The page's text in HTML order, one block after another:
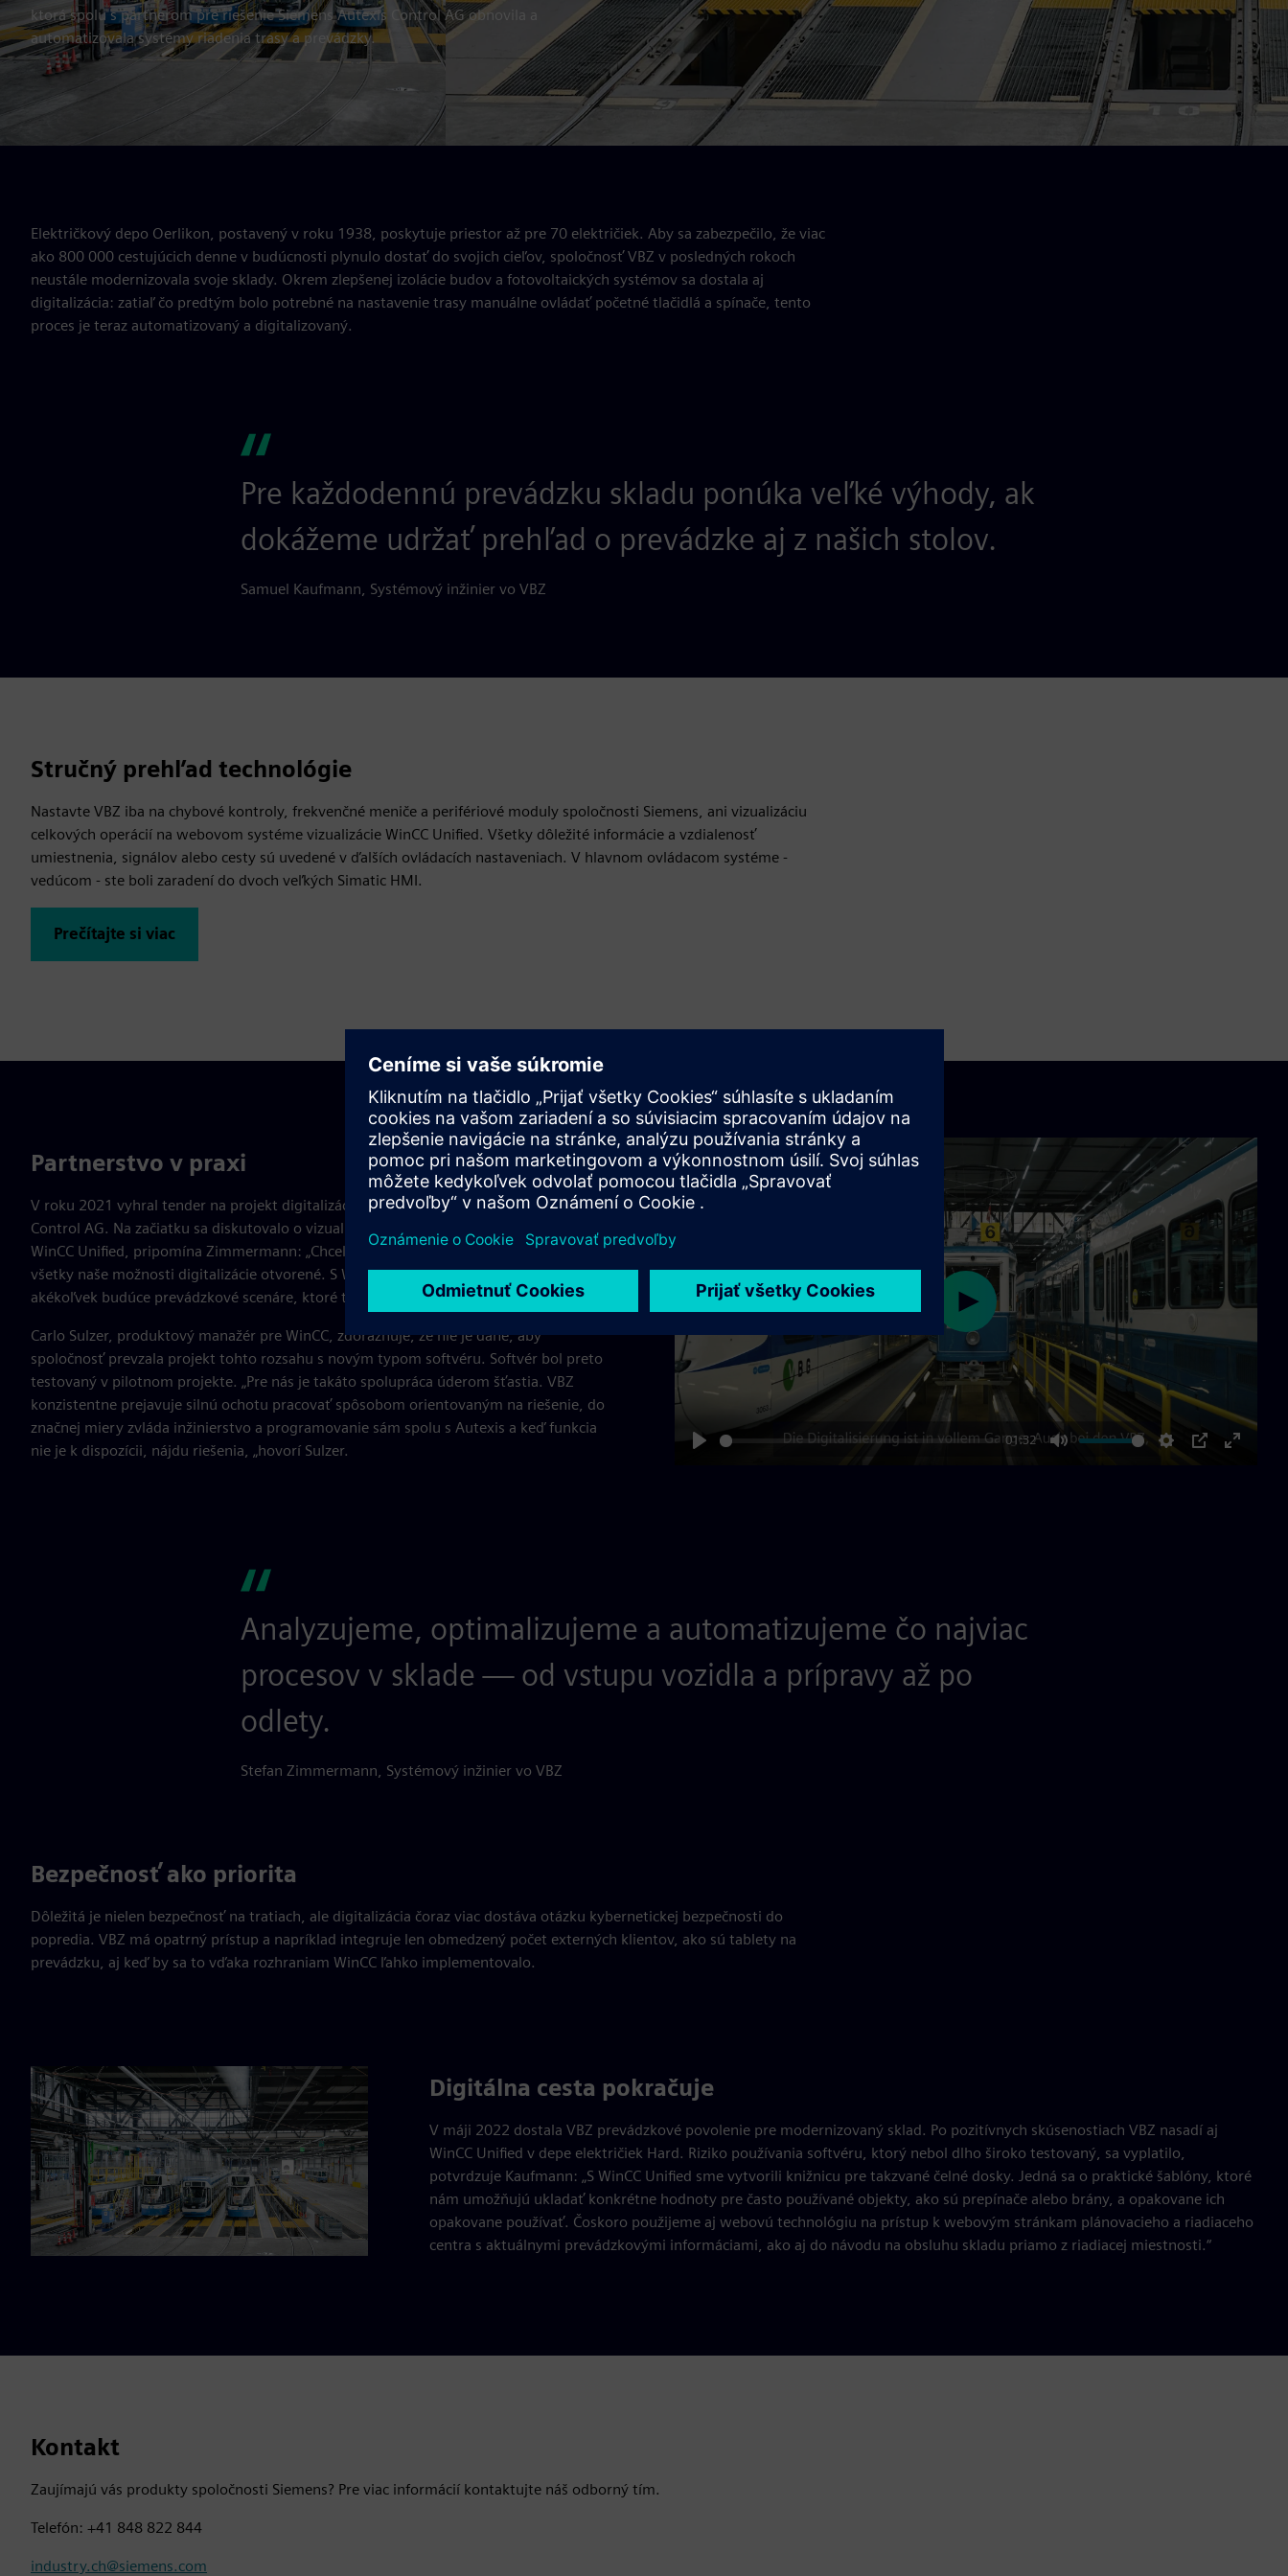
ktorá spolu s partnerom pre riešenie Siemens Autexis Control AG obnovila a
automatizovala systémy riadenia trasy a prevádzky.
Električkový depo Oerlikon, postavený v roku 1938, poskytuje priestor až pre 70 električiek. Aby sa zabezpečilo, že viac
ako 800 000 cestujúcich denne v budúcnosti plynulo dostať do svojich cieľov, spoločnosť VBZ v posledných rokoch
neustále modernizovala svoje sklady. Okrem zlepšenej izolácie budov a fotovoltaických systémov sa dostala aj
digitalizácia: zatiaľ čo predtým bolo potrebné na nastavenie trasy manuálne ovládať početné tlačidlá a spínače, tento
proces je teraz automatizovaný a digitalizovaný.
Pre každodennú prevádzku skladu ponúka veľké výhody, ak
dokážeme udržať prehľad o prevádzke aj z našich stolov.
Samuel Kaufmann, Systémový inžinier vo VBZ
Stručný prehľad technológie
Nastavte VBZ iba na chybové kontroly, frekvenčné meniče a perifériové moduly spoločnosti Siemens, ani vizualizáciu
celkových operácií na webovom systéme vizualizácie WinCC Unified. Všetky dôležité informácie a vzdialenosť
umiestnenia, signálov alebo cesty sú uvedené v ďalších ovládacích nastaveniach. V hlavnom ovládacom systéme -
vedúcom - ste boli zaradení do dvoch veľkých Simatic HMI.
Prečítajte si viac
Partnerstvo v praxi
V roku 2021 vyhral tender na projekt digitalizácie sieťový partner Siemens Autexis
Control AG. Na začiatku sa diskutovalo o vizualizácii skladu v riadiacej miestnosti s
WinCC Unified, pripomína Zimmermann: „Chceli sme otvorený systém, ktorý by udržal
všetky naše možnosti digitalizácie otvorené. S WinCC Unified sme pripravení na
akékoľvek budúce prevádzkové scenáre, ktoré teraz neustále vyvíjame.“
Carlo Sulzer, produktový manažér pre WinCC, zdôrazňuje, že nie je dané, aby
spoločnosť prevzala projekt tohto rozsahu s novým typom softvéru. Softvér bol preto
testovaný v pilotnom projekte. „Pre nás je takáto spolupráca úderom šťastia. VBZ
konzistentne prejavuje silnú ochotu pracovať spôsobom orientovaným na riešenie, do
značnej miery zvláda inžinierstvo a programovanie sám spolu s Autexis a keď funkcia
nie je k dispozícii, nájdu riešenia, „hovorí Sulzer.
01:32
Play
Analyzujeme, optimalizujeme a automatizujeme čo najviac
procesov v sklade — od vstupu vozidla a prípravy až po
odlety.
Stefan Zimmermann, Systémový inžinier vo VBZ
Bezpečnosť ako priorita
Dôležitá je nielen bezpečnosť na tratiach, ale digitalizácia čoraz viac dostáva otázku kybernetickej bezpečnosti do
popredia. VBZ má opatrný prístup a napríklad integruje len obmedzený počet externých klientov, ako sú tablety na
prevádzku, aj keď by sa to vďaka rozhraniam WinCC ľahko implementovalo.
Digitálna cesta pokračuje
V máji 2022 dostala VBZ prevádzkové povolenie pre modernizovaný sklad. Po pozitívnych skúsenostiach VBZ nasadí aj
WinCC Unified v depe električiek Hard. Riziko používania softvéru, ktorý nebol dlho široko testovaný, sa vyplatilo,
potvrdzuje Kaufmann: „S WinCC Unified sme vytvorili knižnicu pre takzvané čelné dosky. Jedná sa o praktické šablóny, ktoré
nám umožňujú ukladať konkrétne hodnoty pre často používané objekty, ako sú prepínače alebo brány, a opakovane ich
opakovane používať. Čoskoro použijeme aj webovú technológiu na prístup k webovým stránkam plánovacieho a riadiaceho
centra s aktuálnymi prevádzkovými informáciami, ako aj do návodu na obsluhu skladu priamo z riadiacej miestnosti.“
Kontakt
Zaujímajú vás produkty spoločnosti Siemens? Pre viac informácií kontaktujte náš odborný tím.
Telefón: +41 848 822 844
industry.ch@siemens.com